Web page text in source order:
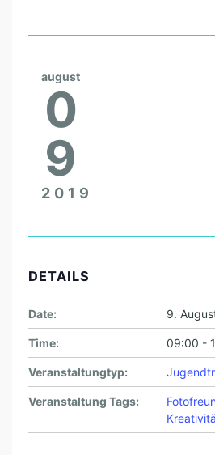
august
0
9
2019
DETAILS
Date: 9.
Time: 09:00 -
Veranstaltungtyp:
Veranstaltung Tags: